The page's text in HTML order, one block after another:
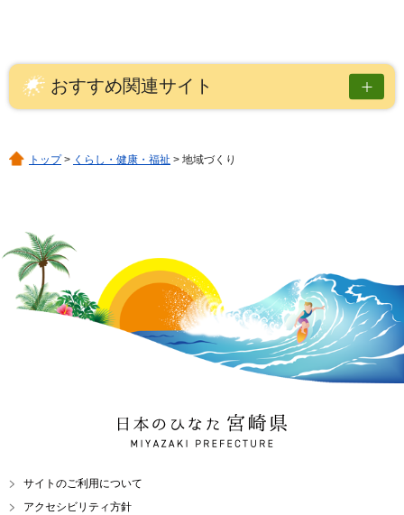
おすすめ関連サイト
トップ> くらし・健康・福祉 > 地域づくり
日本のひなた 宮崎県
MIYAZAKI PREFECTURE
サイトのご利用について
アクセシビリティ方針